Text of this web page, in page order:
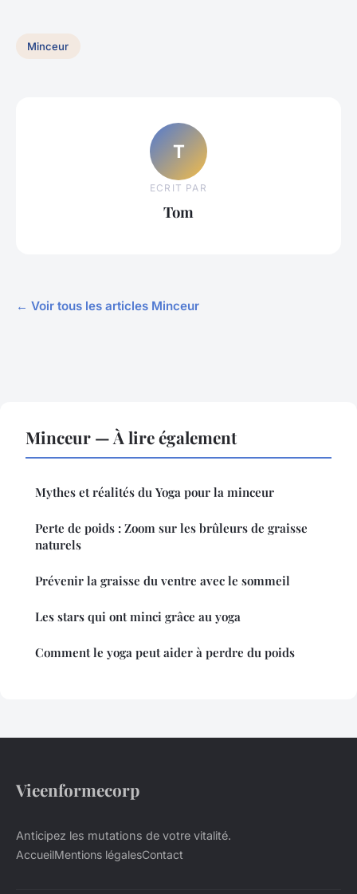
Minceur
T
ECRIT PAR
Tom
← Voir tous les articles Minceur
Minceur — À lire également
Mythes et réalités du Yoga pour la minceur
Perte de poids : Zoom sur les brûleurs de graisse
naturels
Prévenir la graisse du ventre avec le sommeil
Les stars qui ont minci grâce au yoga
Comment le yoga peut aider à perdre du poids
Vieenformecorp
Anticipez les mutations de votre vitalité.
AccueilMentions légalesContact